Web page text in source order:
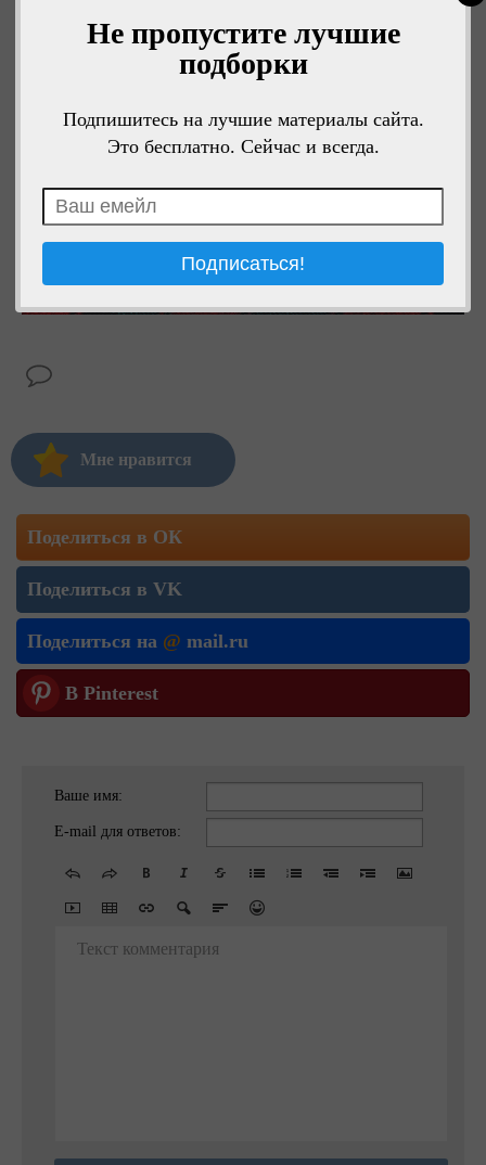
Не пропустите лучшие
подборки
Подпишитесь на лучшие материалы сайта.
Это бесплатно. Сейчас и всегда.
Мне нравится
Поделиться в ОК
Поделиться в VK
Поделиться на @ mail.ru
В Pinterest
Ваше имя:
E-mail для ответов:
Текст комментария